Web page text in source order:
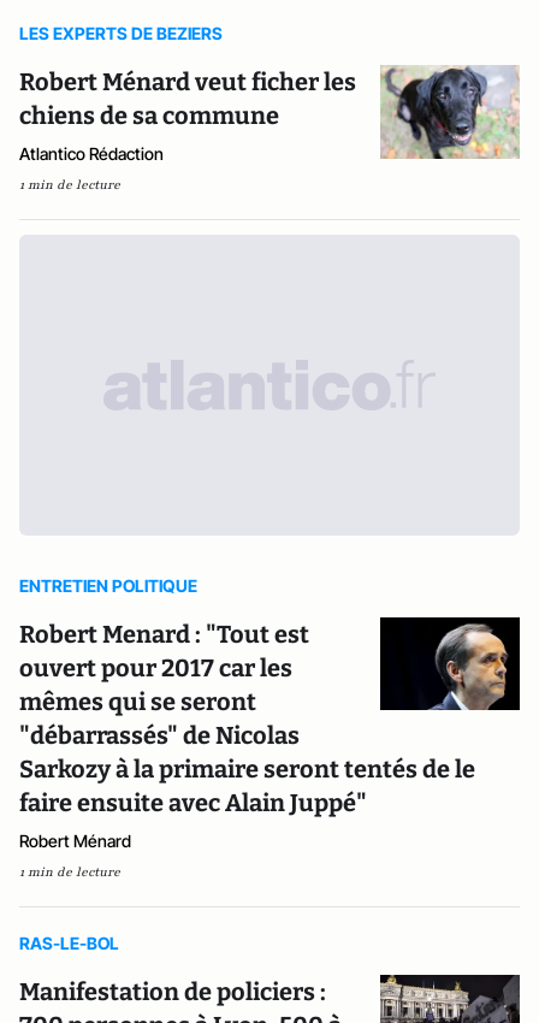
LES EXPERTS DE BEZIERS
Robert Ménard veut ficher les
chiens de sa commune
Atlantico Rédaction
1 min de lecture
ENTRETIEN POLITIQUE
Robert Menard : "Tout est
ouvert pour 2017 car les
mêmes qui se seront
"débarrassés" de Nicolas
Sarkozy à la primaire seront tentés de le
faire ensuite avec Alain Juppé"
Robert Ménard
1 min de lecture
RAS-LE-BOL
Manifestation de policiers :